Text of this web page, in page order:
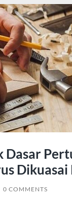
Dasar
Dikuasai
0 COMMENTS